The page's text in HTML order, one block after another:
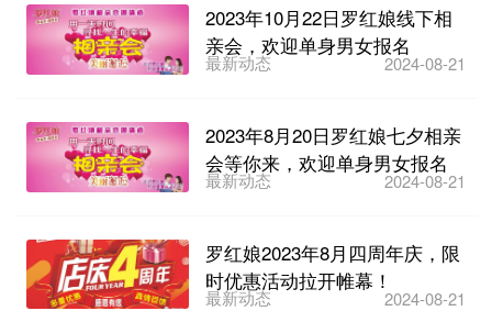
2023年10月22日罗红娘线下相
亲会，欢迎单身男女报名
最新动态 2024-08-21
2023年8月20日罗红娘七夕相亲
会等你来，欢迎单身男女报名
最新动态 2024-08-21
罗红娘2023年8月四周年庆，限
时优惠活动拉开帷幕！
最新动态 2024-08-21